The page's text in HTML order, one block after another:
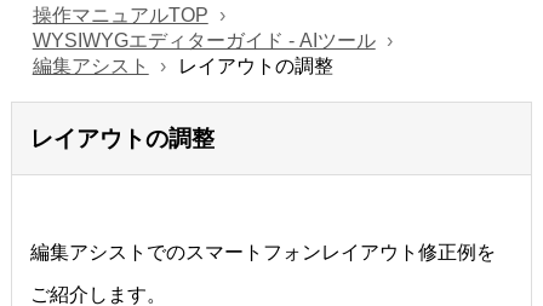
操作マニュアルTOP
WYSIWYGエディターガイド - AIツール
編集アシスト
レイアウトの調整
レイアウトの調整
編集アシストでのスマートフォンレイアウト修正例を
ご紹介します。